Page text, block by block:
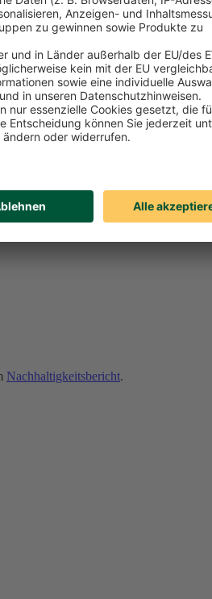
zu Verstößen kommen, kann
Seite u. a.:
Nachhaltigkeitsbericht.